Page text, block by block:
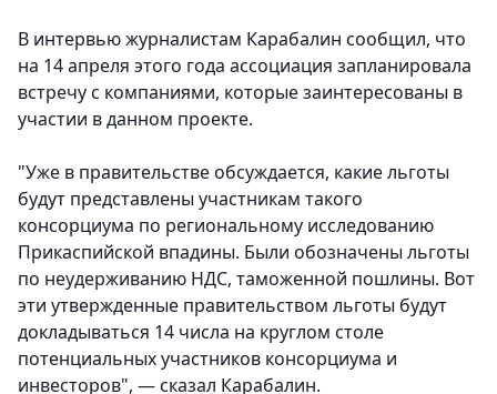
В интервью журналистам Карабалин сообщил, что
на 14 апреля этого года ассоциация запланировала
встречу с компаниями, которые заинтересованы в
участии в данном проекте.
"Уже в правительстве обсуждается, какие льготы
будут представлены участникам такого
консорциума по региональному исследованию
Прикаспийской впадины. Были обозначены льготы
по неудерживанию НДС, таможенной пошлины. Вот
эти утвержденные правительством льготы будут
докладываться 14 числа на круглом столе
потенциальных участников консорциума и
инвесторов", — сказал Карабалин.